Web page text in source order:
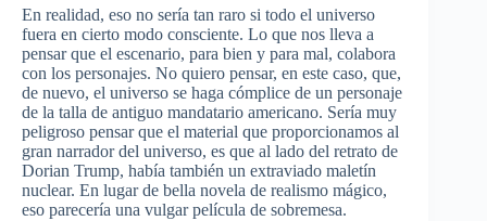
En realidad, eso no sería tan raro si todo el universo
fuera en cierto modo consciente. Lo que nos lleva a
pensar que el escenario, para bien y para mal, colabora
con los personajes. No quiero pensar, en este caso, que,
de nuevo, el universo se haga cómplice de un personaje
de la talla de antiguo mandatario americano. Sería muy
peligroso pensar que el material que proporcionamos al
gran narrador del universo, es que al lado del retrato de
Dorian Trump, había también un extraviado maletín
nuclear. En lugar de bella novela de realismo mágico,
eso parecería una vulgar película de sobremesa.